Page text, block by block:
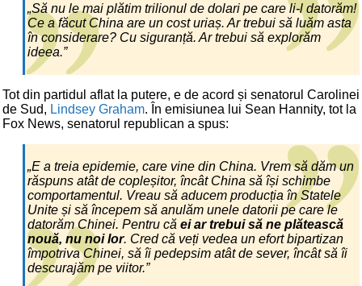
„Să nu le mai plătim trilionul de dolari pe care li-l datorăm!
Ce a făcut China are un cost uriaș. Ar trebui să luăm asta
în considerare? Cu siguranță. Ar trebui să explorăm
ideea.”
Tot din partidul aflat la putere, e de acord și senatorul Carolinei
de Sud, Lindsey Graham. În emisiunea lui Sean Hannity, tot la
Fox News, senatorul republican a spus:
„E a treia epidemie, care vine din China. Vrem să dăm un
răspuns atât de copleșitor, încât China să își schimbe
comportamentul. Vreau să aducem producția în Statele
Unite și să începem să anulăm unele datorii pe care le
datorăm Chinei. Pentru că ei ar trebui să ne plătească
nouă, nu noi lor. Cred că veți vedea un efort bipartizan
împotriva Chinei, să îi pedepsim atât de sever, încât să îi
descurajăm pe viitor.”